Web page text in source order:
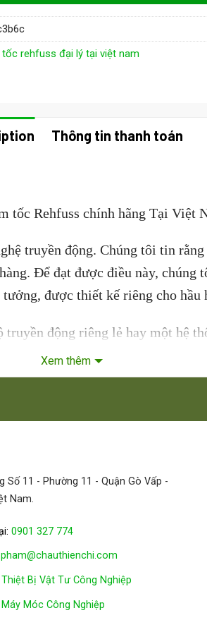
rehfuss đại lý tại việt nam
Thông tin thanh toán
tốc Rehfuss chính hãng Tại Việt
truyền động. Chúng tôi tin
Để đạt được điều này,
được thiết kế riêng cho
động riêng lẻ hay một hệ
kiểm soát tốc độ của chúng tôi
ty chúng tôi trở nên cực kỳ
Xem thêm
Số 11 - Phường 11 - Quận Gò Vấp -
Nam.
0901 327 774
Thiệt Bị Vật Tư Công Nghiệp
Máy Móc Công Nghiệp